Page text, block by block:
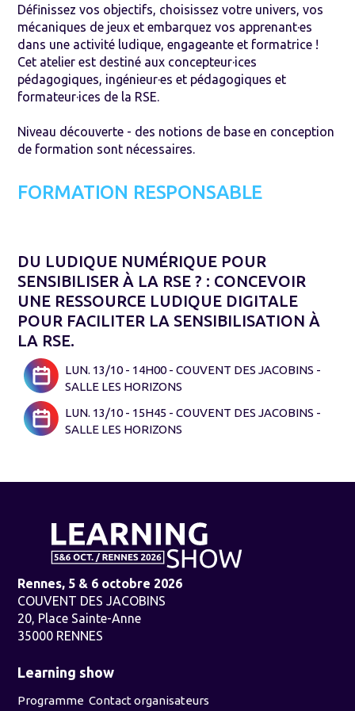
Définissez vos objectifs, choisissez votre univers, vos
mécaniques de jeux et embarquez vos apprenant·es
dans une activité ludique, engageante et formatrice !
Cet atelier est destiné aux concepteur·ices
pédagogiques, ingénieur·es et pédagogiques et
formateur·ices de la RSE.
Niveau découverte - des notions de base en conception
de formation sont nécessaires.
FORMATION RESPONSABLE
DU LUDIQUE NUMÉRIQUE POUR
SENSIBILISER À LA RSE ? : CONCEVOIR
UNE RESSOURCE LUDIQUE DIGITALE
POUR FACILITER LA SENSIBILISATION À
LA RSE.
LUN. 13/10 - 14H00 - COUVENT DES JACOBINS -
SALLE LES HORIZONS
LUN. 13/10 - 15H45 - COUVENT DES JACOBINS -
SALLE LES HORIZONS
Rennes, 5 & 6 octobre 2026
COUVENT DES JACOBINS
20, Place Sainte-Anne
35000 RENNES
Learning show
Programme Contact organisateurs